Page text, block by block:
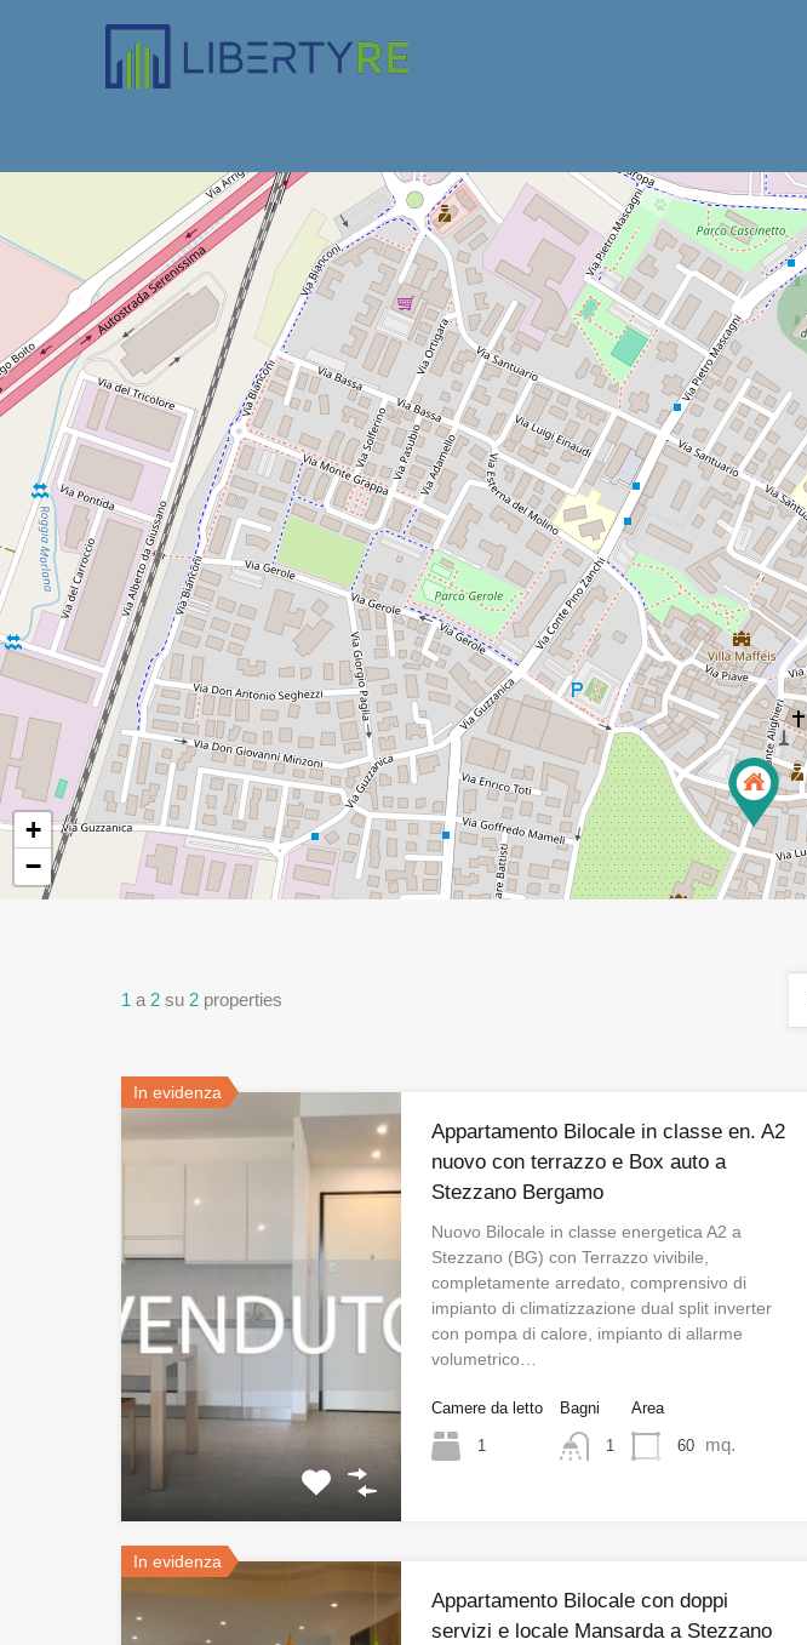
Stezzano
+
−
1 a 2 su 2 properties
In evidenza
Appartamento Bilocale in classe en. A2
nuovo con terrazzo e Box auto a
Stezzano Bergamo
Nuovo Bilocale in classe energetica A2 a
Stezzano (BG) con Terrazzo vivibile,
completamente arredato, comprensivo di
impianto di climatizzazione dual split inverter
con pompa di calore, impianto di allarme
volumetrico…
Camere da letto
1
Bagni
1
Area
60 mq.
In evidenza
Appartamento Bilocale con doppi
servizi e locale Mansarda a Stezzano